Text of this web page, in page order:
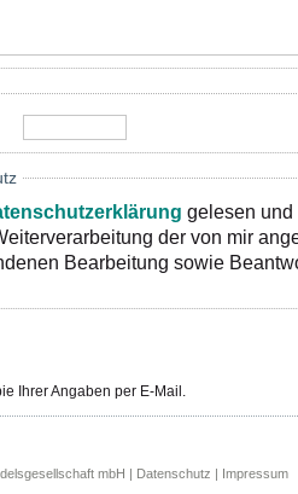
gelesen und
der von mir
Bearbeitung sowie
Ihrer Angaben per E-Mail.
mbH | Datenschutz | Impressum